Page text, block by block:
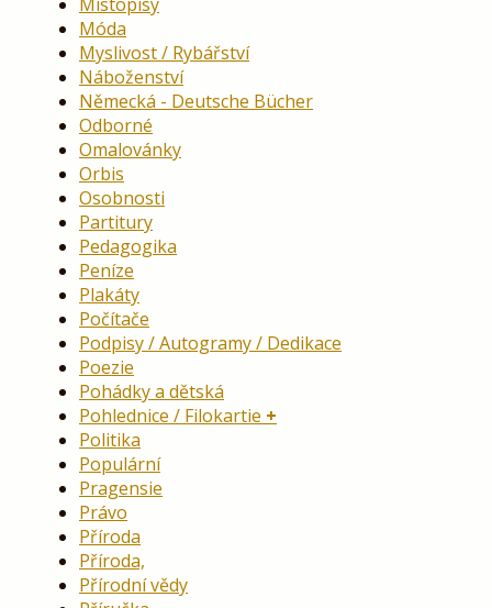
Móda
Myslivost / Rybářství
Náboženství
Německá - Deutsche Bücher
Odborné
Omalovánky
Orbis
Osobnosti
Partitury
Pedagogika
Peníze
Plakáty
Počítače
Podpisy / Autogramy / Dedikace
Poezie
Pohádky a dětská
Pohlednice / Filokartie
Politika
Populární
Pragensie
Právo
Příroda
Příroda,
Přírodní vědy